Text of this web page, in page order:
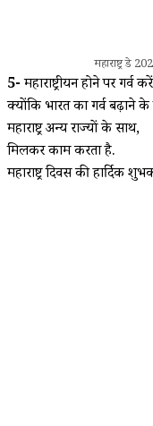
महाराष्ट्र
5-महाराष्ट्रीयन होने पर गर्व
क्योंकि भारत का गर्व बढ़ाने
महाराष्ट्र अन्य राज्यों के साथ,
मिलकर काम करता है.
महाराष्ट्र दिवस की हार्दिक